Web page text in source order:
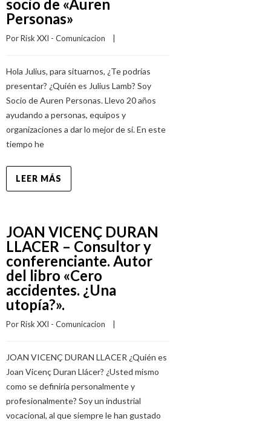
socio de «Auren
Personas»
Por Risk XXI - Comunicacion
Hola Julius, para situarnos, ¿Te podrías
presentar? ¿Quién es Julius Lamb? Soy
Socio de Auren Personas. Llevo 20 años
ayudando a personas, equipos y
organizaciones a dar lo mejor de sí. En este
tiempo he
LEER MÁS
JOAN VICENÇ DURAN
LLACER – Consultor y
conferenciante. Autor
del libro «Cero
accidentes. ¿Una
utopía?».
Por Risk XXI - Comunicacion
JOAN VICENÇ DURAN LLACER ¿Quién es
Joan Vicenç Duran Llácer? ¿Usted mismo
como se definiría personalmente y
profesionalmente? Soy un industrial
vocacional, al que siempre le han gustado